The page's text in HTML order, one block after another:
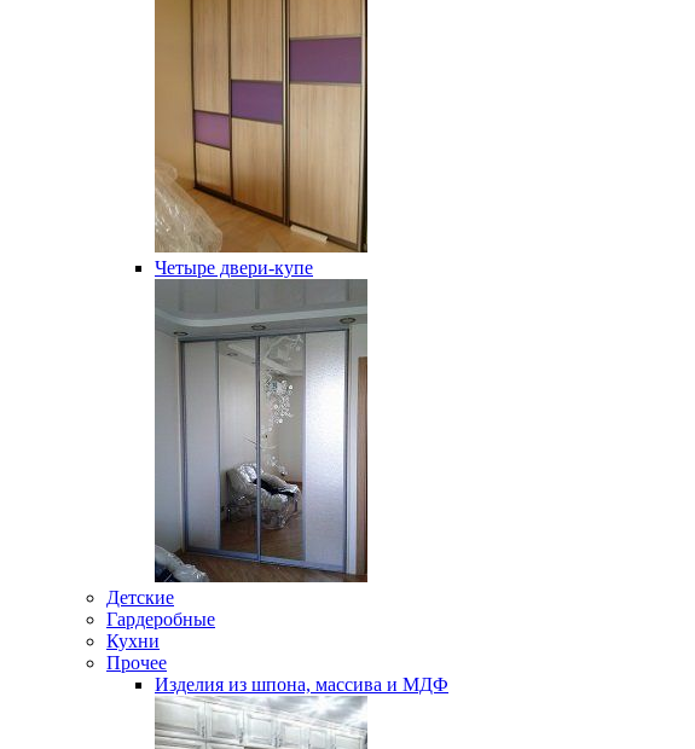
Четыре двери-купе
Детские
Гардеробные
Кухни
Прочее
Изделия из шпона, массива и МДФ